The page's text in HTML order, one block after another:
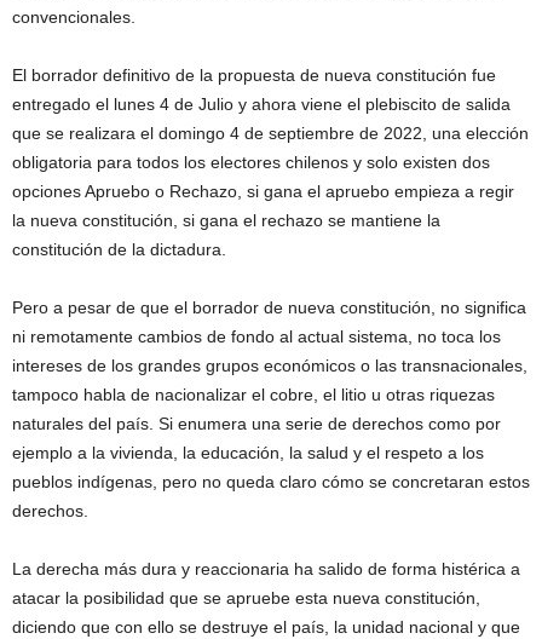
convencionales.
El borrador definitivo de la propuesta de nueva constitución fue
entregado el lunes 4 de Julio y ahora viene el plebiscito de salida
que se realizara el domingo 4 de septiembre de 2022, una elección
obligatoria para todos los electores chilenos y solo existen dos
opciones Apruebo o Rechazo, si gana el apruebo empieza a regir
la nueva constitución, si gana el rechazo se mantiene la
constitución de la dictadura.
Pero a pesar de que el borrador de nueva constitución, no significa
ni remotamente cambios de fondo al actual sistema, no toca los
intereses de los grandes grupos económicos o las transnacionales,
tampoco habla de nacionalizar el cobre, el litio u otras riquezas
naturales del país. Si enumera una serie de derechos como por
ejemplo a la vivienda, la educación, la salud y el respeto a los
pueblos indígenas, pero no queda claro cómo se concretaran estos
derechos.
La derecha más dura y reaccionaria ha salido de forma histérica a
atacar la posibilidad que se apruebe esta nueva constitución,
diciendo que con ello se destruye el país, la unidad nacional y que